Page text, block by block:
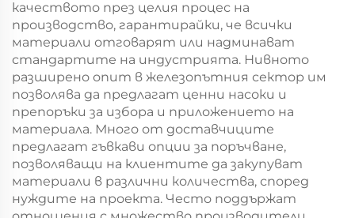
качеството през целия процес на
производство, гарантирайки, че всички
материали отговарят или надминават
стандартите на индустрията. Нивното
разширено опит в железопътния сектор им
позволява да предлагат ценни насоки и
препоръки за избора и приложението на
материала. Много от доставчиците
предлагат гъвкави опции за поръчване,
позволяващи на клиентите да закупуват
материали в различни количества, според
нуждите на проекта. Често поддържат